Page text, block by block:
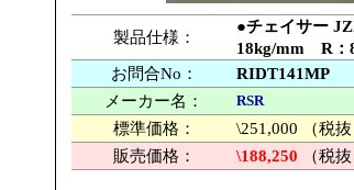
製品仕様：
●チェイサー
18kg/mm R：
お問合No：
RIDT141MP
メーカー名：
RSR
標準価格：
\251,000 （税
販売価格：
\188,250 （税